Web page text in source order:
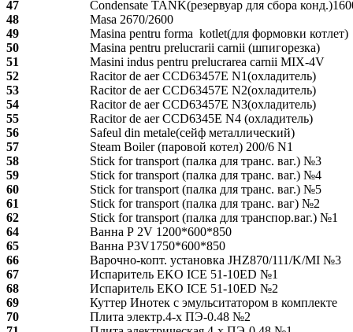
47
Condensate TANK(резервуар для сбора
48
Masa 2670/2600
49
Masina pentru forma kotlet(для формовки котлет)
50
Masina pentru prelucrarii carnii (шпигорезка)
51
Masini indus pentru prelucrarea carnii MIX-4V
52
Racitor de aer CCD63457E N1(охладитель)
53
Racitor de aer CCD63457E N2(охладитель)
54
Racitor de aer CCD63457E N3(охладитель)
55
Racitor de aer CCD6345E N4 (охладитель)
56
Safeul din metale(сейф металлический)
57
Steam Boiler (паровой котел) 200/6 N1
58
Stick for transport (палка для транс. ваг.) №3
59
Stick for transport (палка для транс. ваг.) №4
60
Stick for transport (палка для транс. ваг.) №5
61
Stick for transport (палка для транс. ваг) №2
62
Stick for transport (палка для транспор.ваг.) №1
64
Ванна Р 2V 1200*600*850
65
Ванна Р3V1750*600*850
66
Варочно-копт. установка JHZ870/111/K/MI №3
67
Испаритель EKO ICE 51-10ED №1
68
Испаритель EKO ICE 51-10ED №2
69
Куттер Инотек с эмульситатором в комплекте
70
Плита электр.4-х ПЭ-0.48 №2